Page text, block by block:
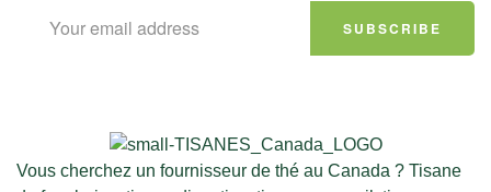
SUBSCRIBE
Vous cherchez un fournisseur de thé au Canada ? Tisane